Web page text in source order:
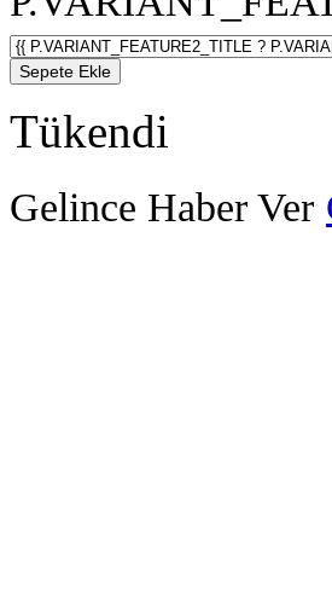
Sepete Ekle
Tükendi
Gelince Haber Ver